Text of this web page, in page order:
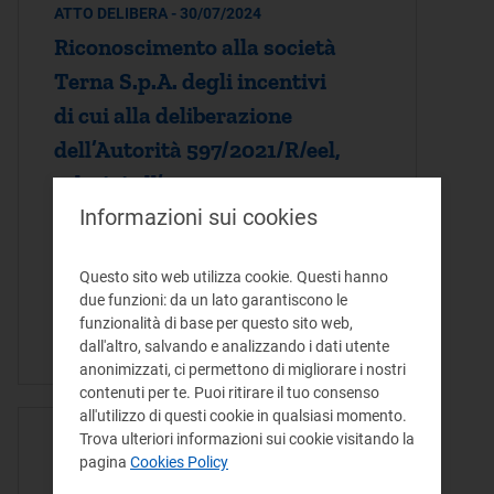
ATTO DELIBERA - 30/07/2024
Riconoscimento alla società
Terna S.p.A. degli incentivi
di cui alla deliberazione
dell’Autorità 597/2021/R/eel,
relativi all’anno 2023
l’anno 2023 previsti con deliberazione
597/2021/R/eel, finalizzati a promuovere
la riduzione dei costi di dispacciamento.
ATTO DELIBERA - 23/07/2024
Superamento del prezzo
Informazioni sui cookies
Questo sito web utilizza cookie. Questi hanno
due funzioni: da un lato garantiscono le
funzionalità di base per questo sito web,
dall'altro, salvando e analizzando i dati utente
anonimizzati, ci permettono di migliorare i nostri
contenuti per te. Puoi ritirare il tuo consenso
all'utilizzo di questi cookie in qualsiasi momento.
Trova ulteriori informazioni sui cookie visitando la
pagina Cookies Policy